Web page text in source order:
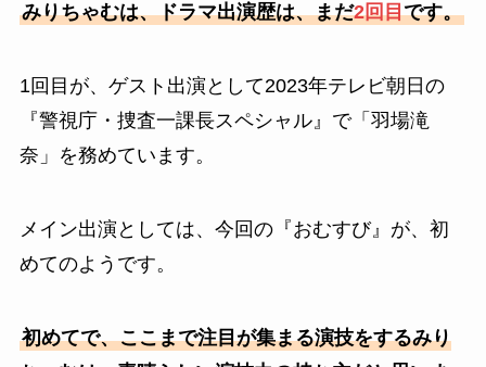
みりちゃむは、ドラマ出演歴は、まだ2回目です。
1回目が、ゲスト出演として2023年テレビ朝日の
『警視庁・捜査一課長スペシャル』で「羽場滝
奈」を務めています。
メイン出演としては、今回の『おむすび』が、初
めてのようです。
初めてで、ここまで注目が集まる演技をするみり